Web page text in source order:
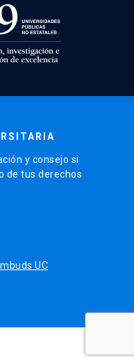
y consejo si
de tus derechos
UC